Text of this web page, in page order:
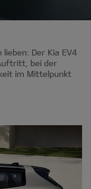
Der Kia EV4
bei der
im Mittelpunkt